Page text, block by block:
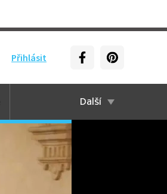
Přihlásit
Další